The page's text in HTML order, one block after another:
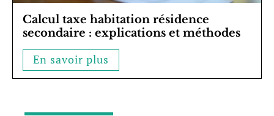
Calcul taxe habitation résidence
secondaire : explications et méthodes
En savoir plus